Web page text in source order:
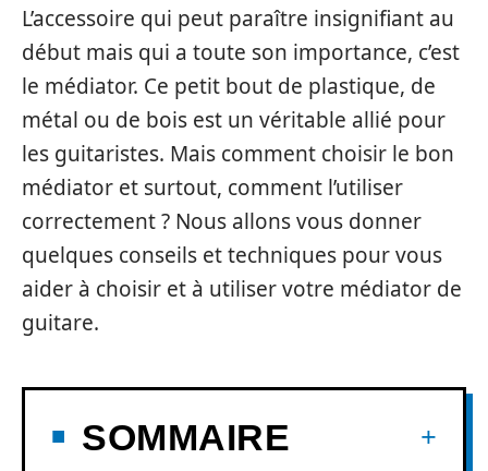
L’accessoire qui peut paraître insignifiant au
début mais qui a toute son importance, c’est
le médiator. Ce petit bout de plastique, de
métal ou de bois est un véritable allié pour
les guitaristes. Mais comment choisir le bon
médiator et surtout, comment l’utiliser
correctement ? Nous allons vous donner
quelques conseils et techniques pour vous
aider à choisir et à utiliser votre médiator de
guitare.
SOMMAIRE